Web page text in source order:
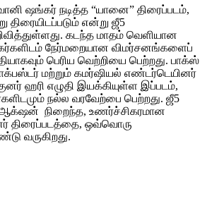
ஷங்கர் நடித்த “யானை” திரைப்படம்,
என்று ஜீ5
கடந்த மாதம் வெளியான
நேர்மறையான விமர்சனங்களைப்
பெரிய வெற்றியை பெற்றது. பாக்ஸ்
மற்றும் கமர்ஷியல் எண்டர்டெயினர்
ஹரி எழுதி இயக்கியுள்ள இப்படம்,
நல்ல வரவேற்பை பெற்றது. ஜீ5
நிறைந்த, உணர்ச்சிகரமான
திரைப்படத்தை, ஒவ்வொரு
வருகிறது.